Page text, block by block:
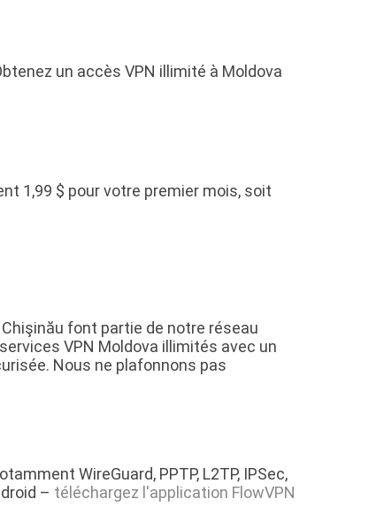
un accès VPN illimité à Moldova
1,99 $ pour votre premier mois, soit
font partie de notre réseau
VPN Moldova illimités avec un
Nous ne plafonnons pas
WireGuard, PPTP, L2TP, IPSec,
– téléchargez l'application FlowVPN